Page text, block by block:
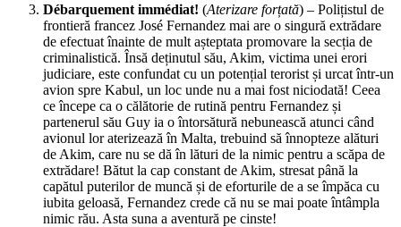
Débarquement immédiat! (Aterizare forțată) – Polițistul de
frontieră francez José Fernandez mai are o singură extrădare
de efectuat înainte de mult așteptata promovare la secția de
criminalistică. Însă deținutul său, Akim, victima unei erori
judiciare, este confundat cu un potențial terorist și urcat într-un
avion spre Kabul, un loc unde nu a mai fost niciodată! Ceea
ce începe ca o călătorie de rutină pentru Fernandez și
partenerul său Guy ia o întorsătură nebunească atunci când
avionul lor aterizează în Malta, trebuind să înnopteze alături
de Akim, care nu se dă în lături de la nimic pentru a scăpa de
extrădare! Bătut la cap constant de Akim, stresat până la
capătul puterilor de muncă și de eforturile de a se împăca cu
iubita geloasă, Fernandez crede că nu se mai poate întâmpla
nimic rău. Asta suna a aventură pe cinste!